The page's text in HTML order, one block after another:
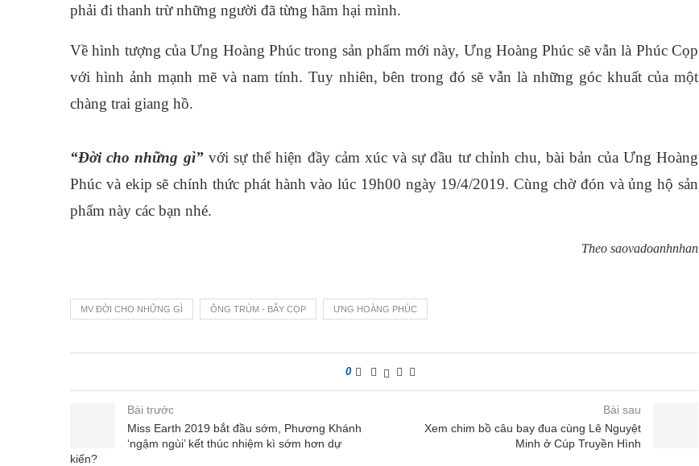
phải đi thanh trừ những người đã từng hãm hại mình.
Về hình tượng của Ưng Hoàng Phúc trong sản phẩm mới này, Ưng Hoàng Phúc sẽ vẫn là Phúc Cọp
với hình ảnh mạnh mẽ và nam tính. Tuy nhiên, bên trong đó sẽ vẫn là những góc khuất của một
chàng trai giang hồ.
“Đời cho những gì”với sự thể hiện đầy cảm xúc và sự đầu tư chỉnh chu, bài bản của Ưng Hoàng
Phúc và ekip sẽ chính thức phát hành vào lúc 19h00 ngày 19/4/2019. Cùng chờ đón và ủng hộ sản
phẩm này các bạn nhé.
Theo saovadoanhnhan
MV ĐỜI CHO NHỮNG GÌ ÔNG TRÙM - BẪY CỌP ƯNG HOÀNG PHÚC
0
Bài trước
Miss Earth 2019 bắt đầu sớm, Phương Khánh
‘ngậm ngùi’ kết thúc nhiệm kì sớm hơn dự
kiến?
Bài sau
Xem chim bồ câu bay đua cùng Lê Nguyệt
Minh ở Cúp Truyền Hình